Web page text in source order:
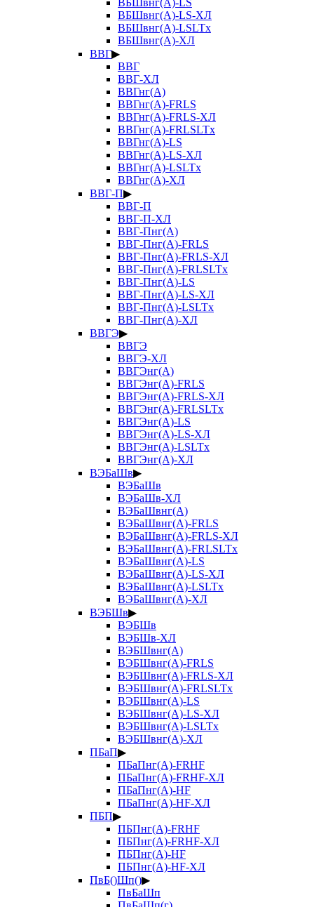
ВБШвнг(А)-LS
ВБШвнг(А)-LS-ХЛ
ВБШвнг(А)-LSLTx
ВБШвнг(А)-ХЛ
ВВГ▶
ВВГ
ВВГ-ХЛ
ВВГнг(А)
ВВГнг(А)-FRLS
ВВГнг(А)-FRLS-ХЛ
ВВГнг(А)-FRLSLTx
ВВГнг(А)-LS
ВВГнг(А)-LS-ХЛ
ВВГнг(А)-LSLTx
ВВГнг(А)-ХЛ
ВВГ-П▶
ВВГ-П
ВВГ-П-ХЛ
ВВГ-Пнг(А)
ВВГ-Пнг(А)-FRLS
ВВГ-Пнг(А)-FRLS-ХЛ
ВВГ-Пнг(А)-FRLSLTx
ВВГ-Пнг(А)-LS
ВВГ-Пнг(А)-LS-ХЛ
ВВГ-Пнг(А)-LSLTx
ВВГ-Пнг(А)-ХЛ
ВВГЭ▶
ВВГЭ
ВВГЭ-ХЛ
ВВГЭнг(А)
ВВГЭнг(А)-FRLS
ВВГЭнг(А)-FRLS-ХЛ
ВВГЭнг(А)-FRLSLTx
ВВГЭнг(А)-LS
ВВГЭнг(А)-LS-ХЛ
ВВГЭнг(А)-LSLTx
ВВГЭнг(А)-ХЛ
ВЭБаШв▶
ВЭБаШв
ВЭБаШв-ХЛ
ВЭБаШвнг(А)
ВЭБаШвнг(А)-FRLS
ВЭБаШвнг(А)-FRLS-ХЛ
ВЭБаШвнг(А)-FRLSLTx
ВЭБаШвнг(А)-LS
ВЭБаШвнг(А)-LS-ХЛ
ВЭБаШвнг(А)-LSLTx
ВЭБаШвнг(А)-ХЛ
ВЭБШв▶
ВЭБШв
ВЭБШв-ХЛ
ВЭБШвнг(А)
ВЭБШвнг(А)-FRLS
ВЭБШвнг(А)-FRLS-ХЛ
ВЭБШвнг(А)-FRLSLTx
ВЭБШвнг(А)-LS
ВЭБШвнг(А)-LS-ХЛ
ВЭБШвнг(А)-LSLTx
ВЭБШвнг(А)-ХЛ
ПБаП▶
ПБаПнг(А)-FRHF
ПБаПнг(А)-FRHF-ХЛ
ПБаПнг(А)-HF
ПБаПнг(А)-HF-ХЛ
ПБП▶
ПБПнг(А)-FRHF
ПБПнг(А)-FRHF-ХЛ
ПБПнг(А)-HF
ПБПнг(А)-HF-ХЛ
ПвБ()Шп()▶
ПвБаШп